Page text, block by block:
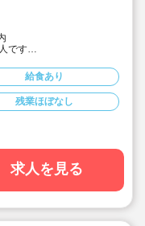
です
士求人に特化していま
昼の準備は不要です！
給食あり
残業ほぼなし
求人を見る